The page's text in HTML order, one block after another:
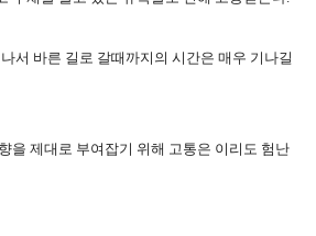
서 바른 길로 갈때까지의 시간은 매우 기나길
을 제대로 부여잡기 위해 고통은 이리도 험난